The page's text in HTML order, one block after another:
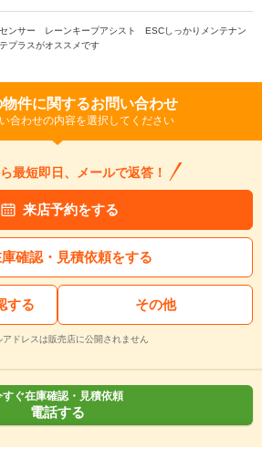
ンサー レーンキープアシスト ESCしっかりメンテナン
プラスがオススメです
物件に関するお問い合わせ
合わせの内容を選択してください
最短即日、メールで返答！
来店予約をする
確認・見積依頼をする
する その他
ドレスは販売店に公開されません
すぐ在庫確認・見積依頼
電話する